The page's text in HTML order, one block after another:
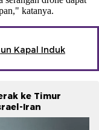
katanya.
Kapal Induk
ke Timur
Iran